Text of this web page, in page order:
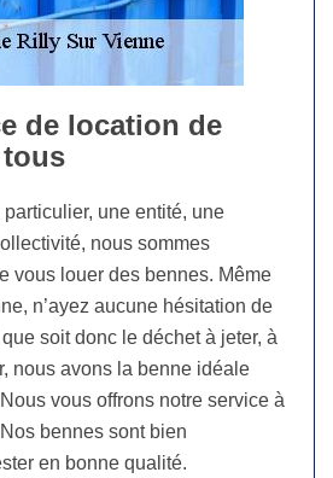
de location de
une entité, une
nous sommes
vous louer des bennes. Même
n’ayez aucune hésitation de
soit donc le déchet à jeter, à
nous avons la benne idéale
vous offrons notre service à
bennes sont bien
en bonne qualité.